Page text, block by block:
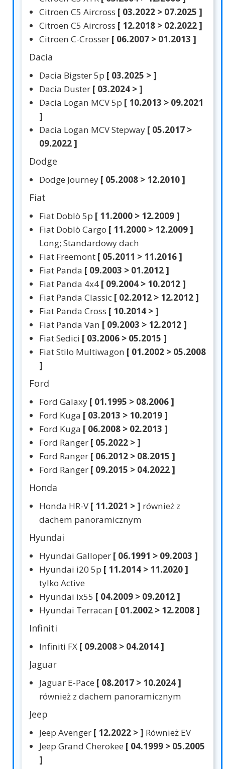
Citroen C5 Aircross [ 03.2022 > 07.2025 ]
Citroen C5 Aircross [ 12.2018 > 02.2022 ]
Citroen C-Crosser [ 06.2007 > 01.2013 ]
Dacia
Dacia Bigster 5p [ 03.2025 > ]
Dacia Duster [ 03.2024 > ]
Dacia Logan MCV 5p [ 10.2013 > 09.2021
]
Dacia Logan MCV Stepway [ 05.2017 >
09.2022 ]
Dodge
Dodge Journey [ 05.2008 > 12.2010 ]
Fiat
Fiat Doblò 5p [ 11.2000 > 12.2009 ]
Fiat Doblò Cargo [ 11.2000 > 12.2009 ]
Long; Standardowy dach
Fiat Freemont [ 05.2011 > 11.2016 ]
Fiat Panda [ 09.2003 > 01.2012 ]
Fiat Panda 4x4 [ 09.2004 > 10.2012 ]
Fiat Panda Classic [ 02.2012 > 12.2012 ]
Fiat Panda Cross [ 10.2014 > ]
Fiat Panda Van [ 09.2003 > 12.2012 ]
Fiat Sedici [ 03.2006 > 05.2015 ]
Fiat Stilo Multiwagon [ 01.2002 > 05.2008
]
Ford
Ford Galaxy [ 01.1995 > 08.2006 ]
Ford Kuga [ 03.2013 > 10.2019 ]
Ford Kuga [ 06.2008 > 02.2013 ]
Ford Ranger [ 05.2022 > ]
Ford Ranger [ 06.2012 > 08.2015 ]
Ford Ranger [ 09.2015 > 04.2022 ]
Honda
Honda HR-V [ 11.2021 > ] również z
dachem panoramicznym
Hyundai
Hyundai Galloper [ 06.1991 > 09.2003 ]
Hyundai i20 5p [ 11.2014 > 11.2020 ]
tylko Active
Hyundai ix55 [ 04.2009 > 09.2012 ]
Hyundai Terracan [ 01.2002 > 12.2008 ]
Infiniti
Infiniti FX [ 09.2008 > 04.2014 ]
Jaguar
Jaguar E-Pace [ 08.2017 > 10.2024 ]
również z dachem panoramicznym
Jeep
Jeep Avenger [ 12.2022 > ] Również EV
Jeep Grand Cherokee [ 04.1999 > 05.2005
]